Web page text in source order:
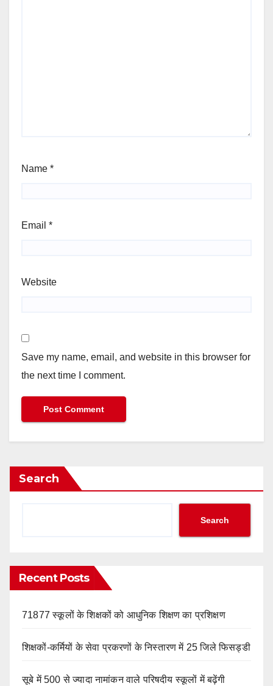
Name *
Email *
Website
Save my name, email, and website in this browser for
the next time I comment.
Search
Search
Recent Posts
71877 स्कूलों के शिक्षकों को आधुनिक शिक्षण का प्रशिक्षण
शिक्षकों-कर्मियों के सेवा प्रकरणों के निस्तारण में 25 जिले फिसड्डी
सूबे में 500 से ज्यादा नामांकन वाले परिषदीय स्कूलों में बढ़ेंगी